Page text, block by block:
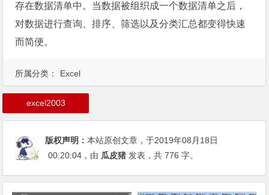
存在数据清单中。当数据被组织成一个数据清单之后，
对数据进行查询、排序、筛选以及分类汇总都变得快速
而简便。
所属分类： Excel
excel2003
版权声明：本站原创文章，于2019年08月18日
00:20:04 ，由 瓜皮猪 发表，共 776 字。